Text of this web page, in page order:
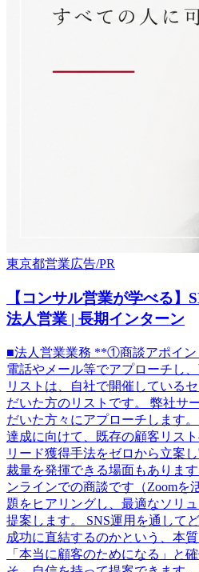
東京都営業広告/PR
【コンサル営業が学べる】
法人営業 | 長期インターン
■法人営業業務 **①商談アポイ
電話やメール等でアプローチし
リストは、自社で開催している
だいた方のリストです。 弊社サ
だいた方々にアプローチします
達成に向けて、既存の顧客リス
リード獲得手法をゼロから立案
裁量を発揮できる場面もありま
ンラインでの商談です（Zoomを
題をヒアリングし、最適なソリ
提案します。 SNS運用を通して
成功に直結するのかという、本
「本当に顧客のためになる」と